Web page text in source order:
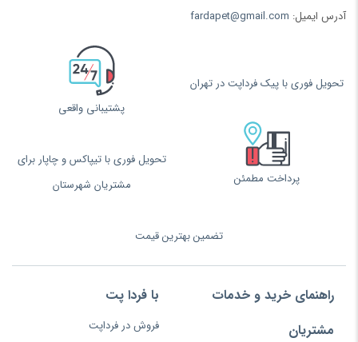
آدرس ایمیل: fardapet@gmail.com
تحویل فوری با پیک فرداپت در تهران
پشتیبانی واقعی
پرداخت مطمئن
تحویل فوری با تیپاکس و چاپار برای
مشتریان شهرستان
تضمین بهترین قیمت
راهنمای خرید و خدمات
مشتریان
با فردا پت
فروش در فرداپت